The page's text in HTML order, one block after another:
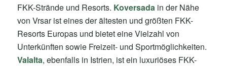
FKK-Strände und Resorts. Koversada in der Nähe
von Vrsar ist eines der ältesten und größten FKK-
Resorts Europas und bietet eine Vielzahl von
Unterkünften sowie Freizeit- und Sportmöglichkeiten.
Valalta, ebenfalls in Istrien, ist ein luxuriöses FKK-